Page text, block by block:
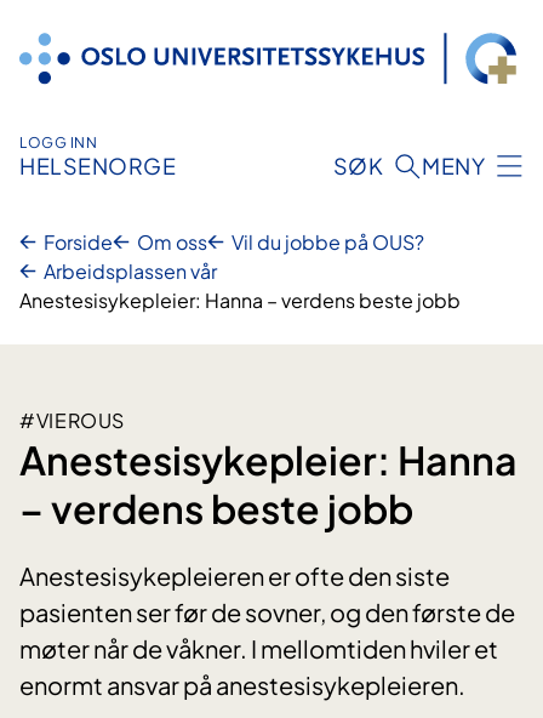
innhold
LOGG INN
HELSENORGE SØK MENY
Forside Om oss
Vil du jobbe på OUS?
Arbeidsplassen vår
Anestesisykepleier: Hanna – verdens beste jobb
#VIEROUS
Anestesisykepleier: Hanna
– verdens beste jobb
Anestesisykepleieren er ofte den siste
pasienten ser før de sovner, og den første de
møter når de våkner. I mellomtiden hviler et
enormt ansvar på anestesisykepleieren.